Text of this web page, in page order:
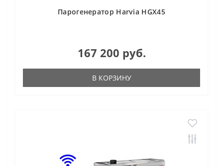
Парогенератор Harvia HGX45
167 200 руб.
В КОРЗИНУ